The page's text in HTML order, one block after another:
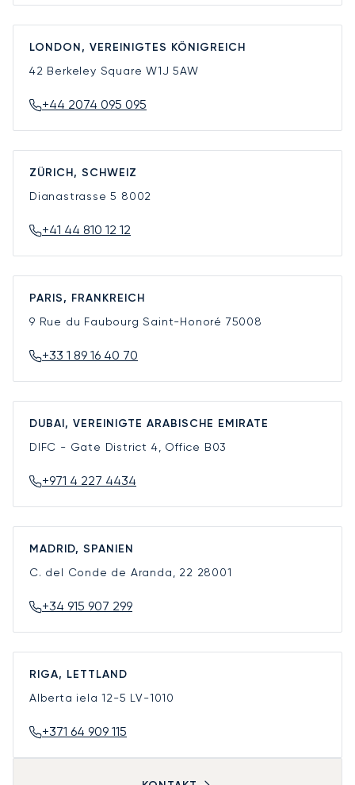
LONDON, VEREINIGTES KÖNIGREICH
42 Berkeley SquareW1J 5AW
+44 2074 095 095
ZÜRICH, SCHWEIZ
Dianastrasse 5 8002
+41 44 810 12 12
PARIS, FRANKREICH
9 Rue du Faubourg Saint-Honoré 75008
+33 1 89 16 40 70
DUBAI, VEREINIGTE ARABISCHE EMIRATE
DIFC - Gate District 4, Office B03
+971 4 227 4434
MADRID, SPANIEN
C. del Conde de Aranda, 22 28001
+34 915 907 299
RIGA, LETTLAND
Alberta iela 12-5 LV-1010
+371 64 909 115